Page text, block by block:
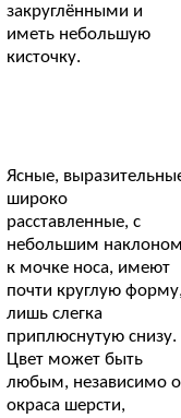
закруглёнными и
иметь небольшую
кисточку.
Ясные,
широко
расставленные, с
небольшим
к мочке носа, имеют
почти круглую
лишь слегка
приплюснутую снизу.
Цвет может быть
любым, независимо
окраса шерсти,